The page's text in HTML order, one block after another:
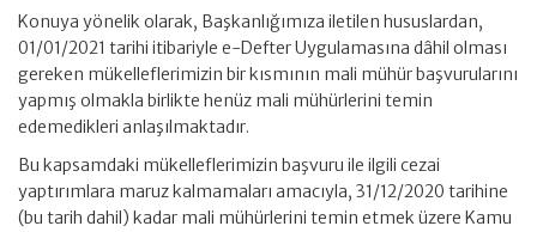
Konuya yönelik olarak, Başkanlığımıza iletilen hususlardan,
01/01/2021 tarihi itibariyle e-Defter Uygulamasına dâhil olması
gereken mükelleflerimizin bir kısmının mali mühür başvurularını
yapmış olmakla birlikte henüz mali mühürlerini temin
edemedikleri anlaşılmaktadır.
Bu kapsamdaki mükelleflerimizin başvuru ile ilgili cezai
yaptırımlara maruz kalmamaları amacıyla, 31/12/2020 tarihine
(bu tarih dahil) kadar mali mühürlerini temin etmek üzere Kamu